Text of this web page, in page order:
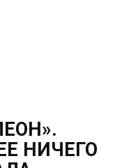
НИЧЕГО